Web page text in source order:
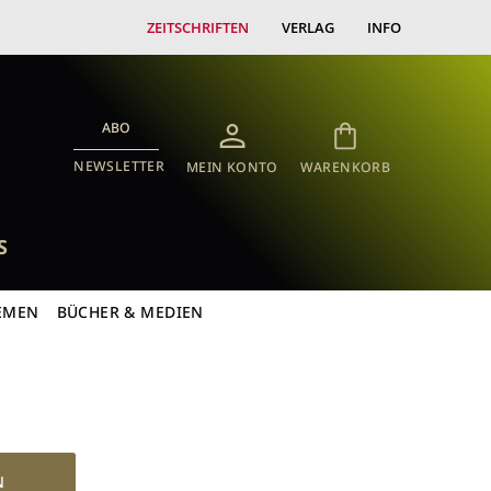
ZEITSCHRIFTEN VERLAG INFO
ABO
NEWSLETTER MEIN KONTO WARENKORB
BÜCHER & MEDIEN